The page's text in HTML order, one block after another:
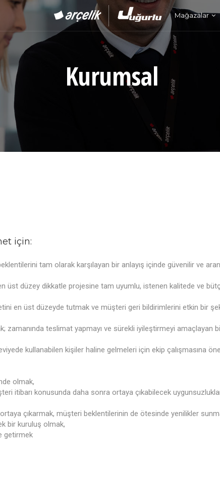
Mağazalar
Kurumsal
için:
tam olarak karşılayan bir anlayış içinde güvenilir ve
üst düzey dikkatle projesine tam uyumlu, istenen kalitede ve
en üst düzeyde tutmak ve müşteri geri bildirimlerini etkin bir
zamanında teslimat yapmayı ve sürekli iyileştirmeyi amaçlayan
kullanabilen kişiler haline gelmeleri için ekip çalışmasına
olmak,
itibarı konusunda daha sonra ortaya çıkabilecek
çıkarmak, müşteri beklentilerinin de ötesinde yenilikler
bir kuruluş olmak,
getirmek